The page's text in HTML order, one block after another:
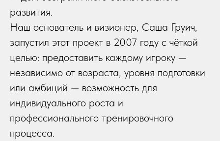
развития.
Наш основатель и визионер, Саша Груич,
запустил этот проект в 2007 году с чёткой
целью: предоставить каждому игроку —
независимо от возраста, уровня подготовки
или амбиций — возможность для
индивидуального роста и
профессионального тренировочного
процесса.